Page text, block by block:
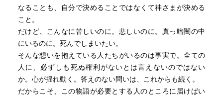
そんな言葉の先に、それまでそれぞれに死と対峙していた
三人の主人公たちが『クジラを見に行く』という行動を共
にする様が描かれるこの作品。そこには、三人の主人公そ
れぞれが抱える人生のドラマが丁寧に描かれていました。
年代も境遇も全く異なるそれぞれの主人公が生きてきた人
生が描かれる中、あまりの閉塞感に鬱屈とした思いに苛ま
れるこの作品。ニュース報道もされる『迷いクジラ』とい
う存在についてさまざまな思いが去来するこの作品。
なることも、自分で決めることではなくて神さまが決める
こと。
だけど、こんなに苦しいのに。悲しいのに。真っ暗闇の中
にいるのに。死んでしまいたい。
そんな想いを抱えている人たちがいるのは事実で。全ての
人に、必ずしも死ぬ権利がないとは言えないのではない
か。心が揺れ動く。答えのない問いは、これからも続く。
だからこそ、この物語が必要とする人のところに届けばい